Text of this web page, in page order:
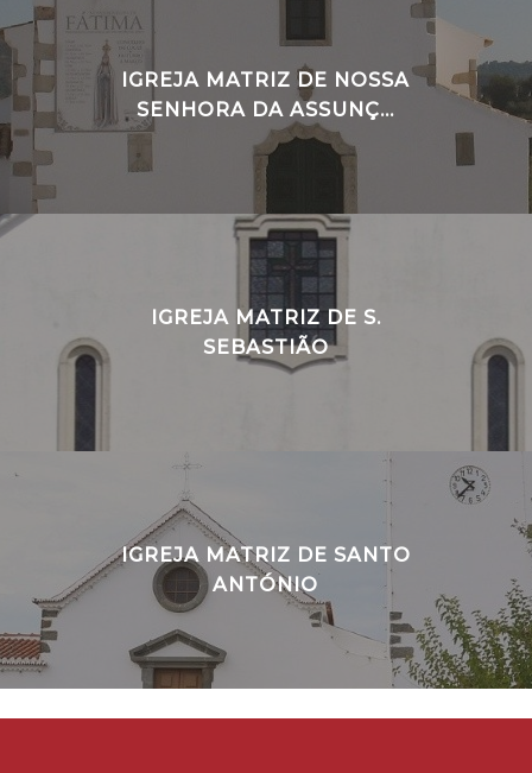
IGREJA MATRIZ DE NOSSA
SENHORA DA ASSUNÇ...
IGREJA MATRIZ DE S.
SEBASTIÃO
IGREJA MATRIZ DE SANTO
ANTÓNIO